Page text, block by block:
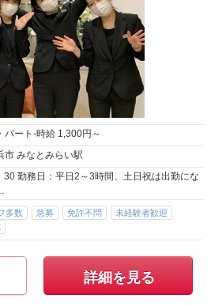
パート-時給 1,300円～
市 みなとみらい駅
は出勤にな
多数 急募 免許不問
未経験者歓迎
詳細を見る